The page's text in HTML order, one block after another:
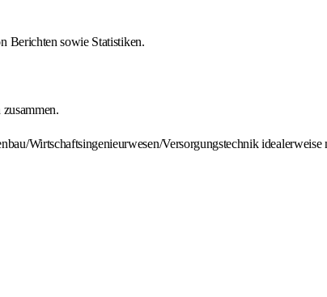
Berichten sowie Statistiken.
Wirtschaftsingenieurwesen/Versorgungstechnik idealerweise